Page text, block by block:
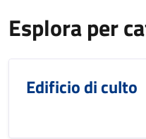
Esplora per
Edificio di culto